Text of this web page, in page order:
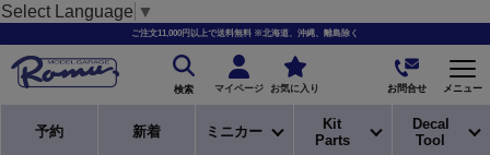
Select Language ▼
ご注文11,000円以上で送料無料 ※北海道、沖縄、離島除く
検索 マイページ お気に入り お問合せ メニュー
予約 新着 ミニカー
Kit
Parts
Decal
Tool